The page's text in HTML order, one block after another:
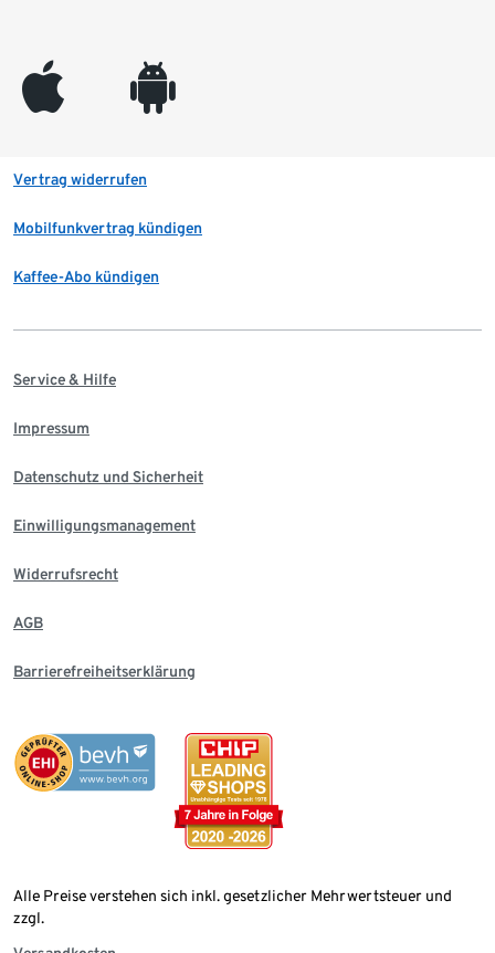
appleinc android
Vertrag widerrufen
Mobilfunkvertrag kündigen
Kaffee-Abo kündigen
Service & Hilfe
Impressum
Datenschutz und Sicherheit
Einwilligungsmanagement
Widerrufsrecht
AGB
Barrierefreiheitserklärung
Alle Preise verstehen sich inkl. gesetzlicher Mehrwertsteuer und
zzgl.